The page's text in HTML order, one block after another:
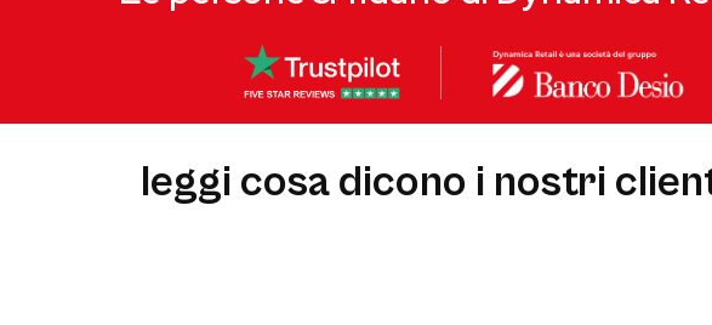
leggi cosa dicono i nostri